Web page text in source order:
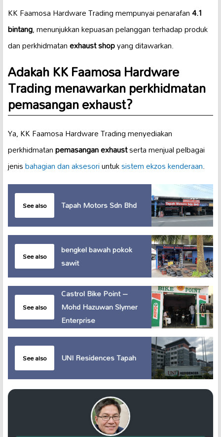
KK Faamosa Hardware Trading mempunyai penarafan4.1
bintang, menunjukkan kepuasan pelanggan terhadap produk
dan perkhidmatanexhaust shopyang ditawarkan.
Adakah KK Faamosa Hardware
Trading menawarkan perkhidmatan
pemasangan exhaust?
Ya, KK Faamosa Hardware Trading menyediakan
perkhidmatanpemasangan exhaustserta menjual pelbagai
jenisbahagian dan aksesoriuntuksistem ekzos kenderaan.
See also Tapah Motors Sdn Bhd
See also
bengkel bawah pokok
sawit
See also
Castrol Bike Point –
Mohd Hazuwan Slymer
Enterprise
See also UNI Residences Tapah